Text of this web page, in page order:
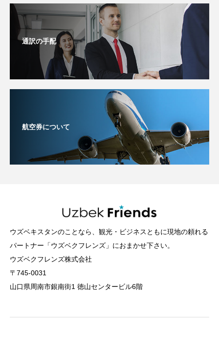
通訳の手配
航空券について
ウズベキスタンのことなら、観光・ビジネスともに現地の頼れる
パートナー「ウズベクフレンズ」におまかせ下さい。
ウズベクフレンズ株式会社
〒745-0031
山口県周南市銀南街1 徳山センタービル6階